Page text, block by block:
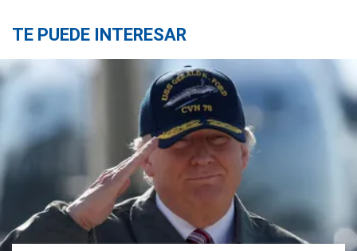
TE PUEDE INTERESAR